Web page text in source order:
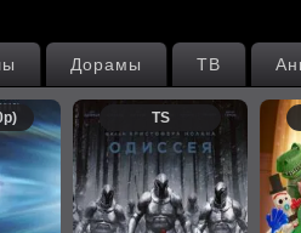
ТВ
Дорамы
TS